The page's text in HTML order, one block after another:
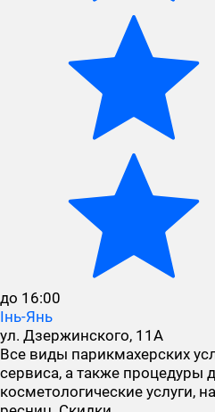
до 16:00
Інь-Янь
ул. Дзержинского, 11А
Все виды парикмахерских
сервиса, а также процедуры
косметологические услуги,